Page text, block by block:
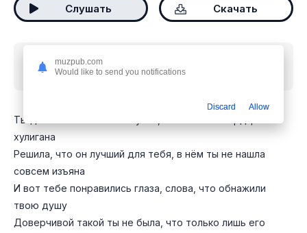
Слушать Скачать
Скачать песню
mp3 бесплатно
Ты девочка совсем не глупая, а полюбила сердцем
хулигана
Решила, что он лучший для тебя, в нём ты не нашла
совсем изъяна
И вот тебе понравились глаза, слова, что обнажили
твою душу
Доверчивой такой ты не была, что только лишь его
muzpub.com
Would like to send you notifications
Discard Allow